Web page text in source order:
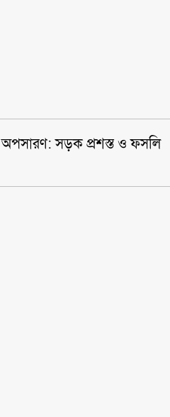
অপসারণ: সড়ক প্রশস্ত ও ফসলি